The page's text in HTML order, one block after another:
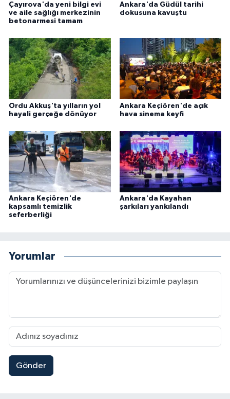
Çayırova'da yeni bilgi evi
ve aile sağlığı merkezinin
betonarmesi tamam
Ankara'da Güdül tarihi
dokusuna kavuştu
Ordu Akkuş'ta yılların yol
hayali gerçeğe dönüyor
Ankara Keçiören'de açık
hava sinema keyfi
Ankara Keçiören'de
kapsamlı temizlik
seferberliği
Ankara'da Kayahan
şarkıları yankılandı
Yorumlar
Gönder